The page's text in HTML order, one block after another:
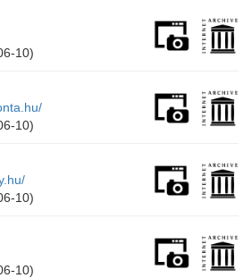
10)
10)
10)
10)